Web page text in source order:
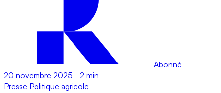
Abonné
20 novembre 2025 - 2 min
Presse Politique agricole